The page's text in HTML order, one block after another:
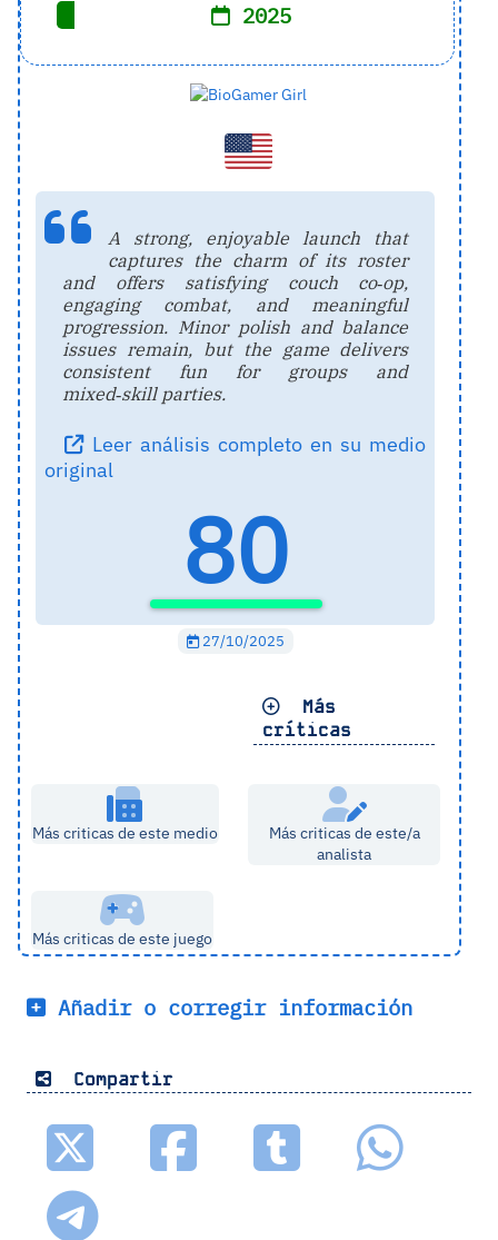
2025
A strong, enjoyable launch that
captures the charm of its roster
and offers satisfying couch co‑op,
engaging combat, and meaningful
progression. Minor polish and balance
issues remain, but the game delivers
consistent fun for groups and
mixed‑skill parties.
Leer análisis completo en su medio
original
80
27/10/2025
Más
críticas
Más criticas de este medio
Más criticas de este/a
analista
Más criticas de este juego
Añadir o corregir información
Compartir